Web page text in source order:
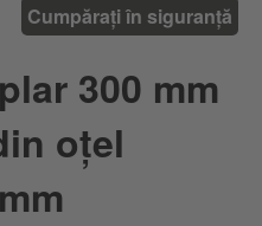
Cumpărați în siguranță
300 mm
oțel